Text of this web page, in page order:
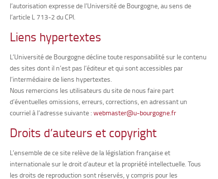
l’autorisation expresse de l’Université de Bourgogne, au sens de
l’article L 713-2 du CPI.
Liens hypertextes
L’Université de Bourgogne décline toute responsabilité sur le contenu
des sites dont il n’est pas l’éditeur et qui sont accessibles par
l’intermédiaire de liens hypertextes.
Nous remercions les utilisateurs du site de nous faire part
d’éventuelles omissions, erreurs, corrections, en adressant un
courriel à l’adresse suivante : webmaster@u-bourgogne.fr
Droits d’auteurs et copyright
L’ensemble de ce site relève de la législation française et
internationale sur le droit d’auteur et la propriété intellectuelle. Tous
les droits de reproduction sont réservés, y compris pour les